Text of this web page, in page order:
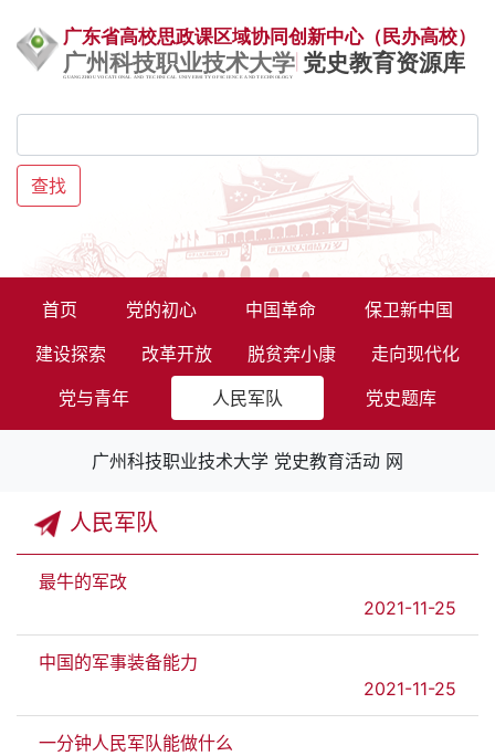
查找
首页 党的初心 中国革命
保卫新中国
建设探索
改革开放 脱贫奔小康
走向现代化
党与青年
人民军队 党史题库
广州科技职业技术大学 党史教育活动 网
人民军队
最牛的军改
2021-11-25
中国的军事装备能力
2021-11-25
一分钟人民军队能做什么